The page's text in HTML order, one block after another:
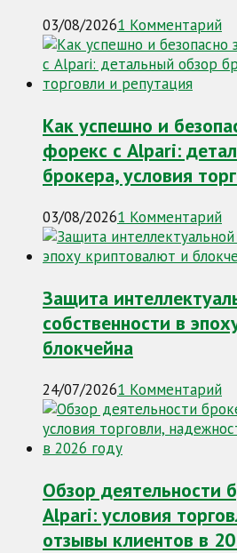
03/08/20261 Комментарий
Как успешно и
форекс с Alpari:
брокера, условия
03/08/20261 Комментарий
Защита
собственности в
блокчейна
24/07/20261 Комментарий
Обзор деятельности
Alpari: условия
отзывы клиентов в